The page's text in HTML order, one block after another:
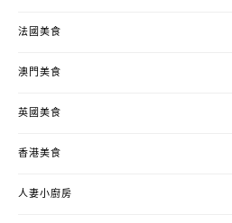
法國美食
澳門美食
英國美食
香港美食
人妻小廚房